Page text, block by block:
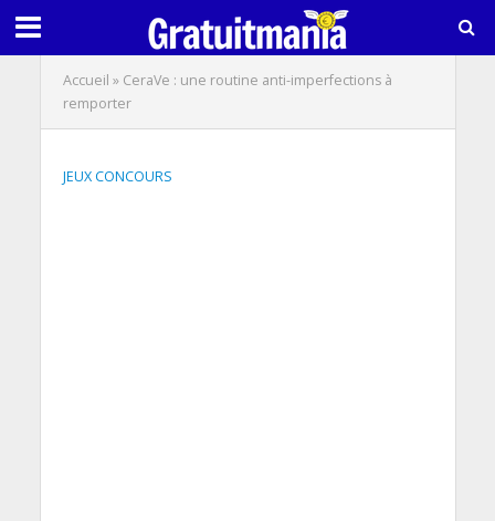
Accueil » CeraVe : une routine anti-imperfections à
remporter
JEUX CONCOURS